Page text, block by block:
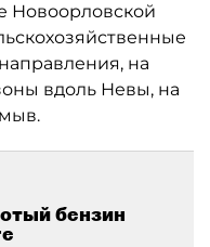
Новоорловской
на
вдоль Невы, на
бензин